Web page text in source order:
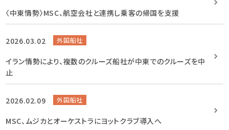
〈中東情勢〉MSC、航空会社と連携し乗客の帰国を支援
2026.03.02 外国船社
イラン情勢により、複数のクルーズ船社が中東でのクルーズを中
止
2026.02.09 外国船社
MSC、ムジカとオーケストラにヨットクラブ導入へ